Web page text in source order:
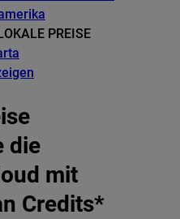
PREISE
die
mit
Credits*